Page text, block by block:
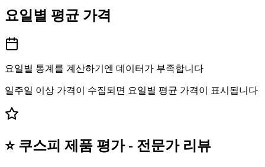
요일별 평균 가격
요일별 통계를 계산하기엔 데이터가 부족합니다
일주일 이상 가격이 수집되면 요일별 평균 가격이 표시됩니다
⭐ 쿠스피 제품 평가 - 전문가 리뷰